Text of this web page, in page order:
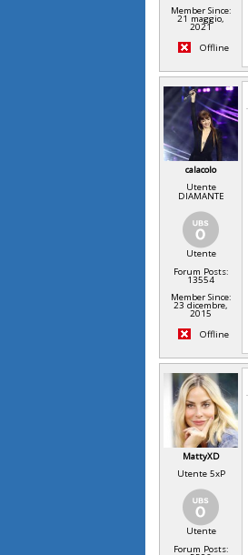
Member Since:
21 maggio,
2021
Offline
calacolo
Utente
DIAMANTE
Utente
Forum Posts:
13554
Member Since:
23 dicembre,
2015
Offline
MattyXD
Utente 5xP
Utente
Forum Posts: